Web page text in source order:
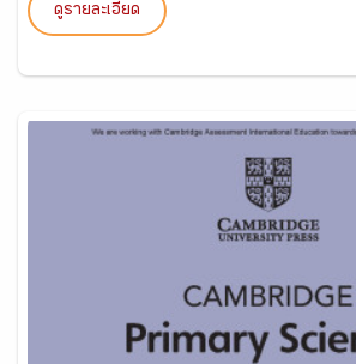
ดูรายละเอียด